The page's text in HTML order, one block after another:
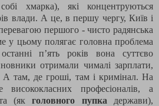
хмарка), які концентруються
влади. А це, в першу чергу, Київ і
першого - чисто радянська
у цьому полягає головна проблема
п’ять років вона суттєво
отримали чималі зарплати,
А там, де гроші, там і кримінал. На
професіоналів, а
(якголовного пупка держави),